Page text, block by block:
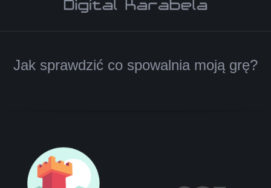
D
I
A
Menu
Jak sprawdzić co spowalnia moją grę?